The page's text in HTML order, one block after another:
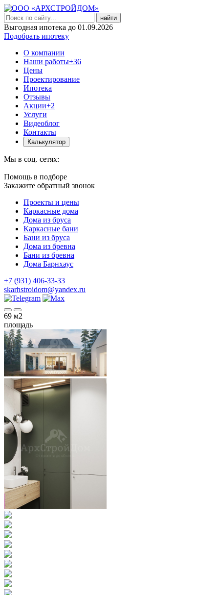
найти
Выгодная ипотека до 01.09.2026
Подобрать ипотеку
О компании
Наши работы+36
Цены
Проектирование
Ипотека
Отзывы
Акции+2
Услуги
Видеоблог
Контакты
Калькулятор
Мы в соц. сетях:
Помощь в подборе
Закажите обратный звонок
Проекты и цены
Каркасные дома
Дома из бруса
Каркасные бани
Бани из бруса
Дома из бревна
Бани из бревна
Дома Барнхаус
+7 (931) 406-33-33
skarhstroidom@yandex.ru
69 м2
площадь